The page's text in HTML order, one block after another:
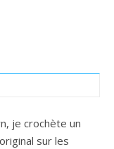
je crochète un
sur les